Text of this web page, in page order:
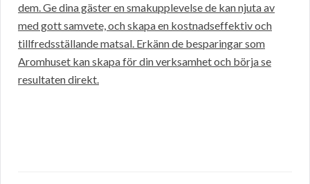
dem. Ge dina gäster en smakupplevelse de kan njuta av
med gott samvete, och skapa en kostnadseffektiv och
tillfredsställande matsal. Erkänn de besparingar som
Aromhuset kan skapa för din verksamhet och börja se
resultaten direkt.